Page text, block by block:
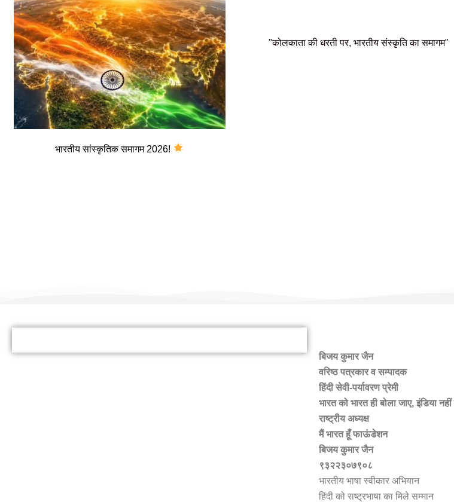
भारतीय सांस्कृतिक समागम 2026!
"कोलकाता की धरती पर, भारतीय संस्कृति का समागम"
बिजय कुमार जैन
वरिष्ठ पत्रकार व सम्पादक
हिंदी सेवी-पर्यावरण प्रेमी
भारत को भारत ही बोला जाए, इंडिया
राष्ट्रीय अध्यक्ष
मैं भारत हूँ फाऊंडेशन
बिजय कुमार जैन
९३२२३०७९०८
भारतीय भाषा स्वीकार अभियान
हिंदी को राष्ट्रभाषा का मिले सम्मान